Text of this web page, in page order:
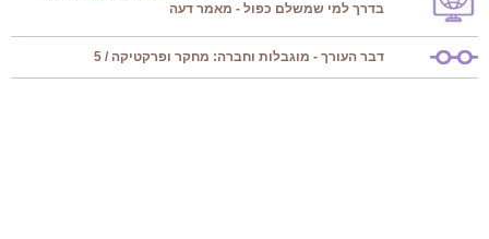
בדרך למי שמשלם כפול - מאמר דעה
דבר העורך - מוגבלות וחברה: מחקר ופרקטיקה / 5